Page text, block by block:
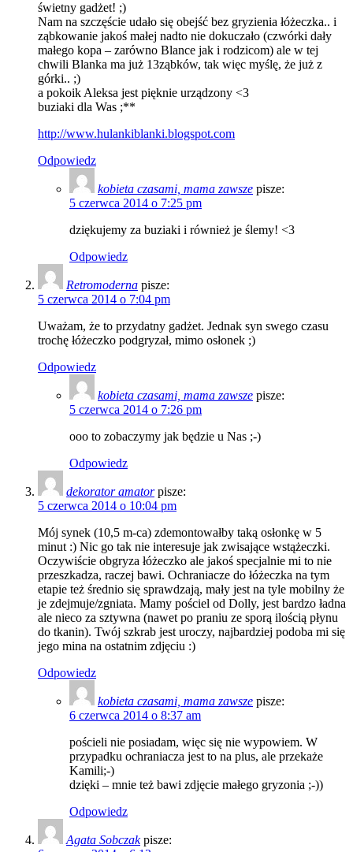
świetny gadżet! ;)
Nam na szczęście udało się obejść bez gryzienia łóżeczka.. i
ząbkowanie jakoś małej nadto nie dokuczało (czwórki dały
małego kopa – zarówno Blance jak i rodzicom) ale w tej
chwili Blanka ma już 13ząbków, tak więc myślę, że już z
górki.. ;)
a pokoik Aleksa jest pięknie urządzony <3
buziaki dla Was ;**
http://www.hulankiblanki.blogspot.com
Odpowiedz
kobieta czasami, mama zawsze pisze:
5 czerwca 2014 o 7:25 pm
dziękujemy za buziaki i również je ślemy! <3
Odpowiedz
Retromoderna pisze:
5 czerwca 2014 o 7:04 pm
Uważam, że to przydatny gadżet. Jednak syn swego czasu
trochę łóżeczko podgryzał, mimo osłonek ;)
Odpowiedz
kobieta czasami, mama zawsze pisze:
5 czerwca 2014 o 7:26 pm
ooo to zobaczymy jak będzie u Nas ;-)
Odpowiedz
dekorator amator pisze:
5 czerwca 2014 o 10:04 pm
Mój synek (10,5 m-ca) zdemontowałby taką osłonkę w 5
minut :) Nic go tak nie interesuje jak zwisające wstążeczki.
Oczywiście obgryza łóżeczko ale jakoś specjalnie mi to nie
przeszkadza, raczej bawi. Ochraniacze do łóżeczka na tym
etapie też średnio się sprawdzają, mały jest na tyle mobilny że
je zdejmuje/zgniata. Mamy pościel od Dolly, jest bardzo ładna
ale nieco za sztywna (nawet po praniu ze sporą ilością płynu
do tkanin). Twój szkrab jest uroczy, najbardziej podoba mi się
jego mina na ostatnim zdjęciu :)
Odpowiedz
kobieta czasami, mama zawsze pisze:
6 czerwca 2014 o 8:37 am
pościeli nie posiadam, więc się nie wypowiem. W
przypadku ochraniacza jest to na plus, ale przekaże
Kamili;-)
dzięki – mnie też bawi zdjęcie małego gryzonia ;-))
Odpowiedz
Agata Sobczak pisze: